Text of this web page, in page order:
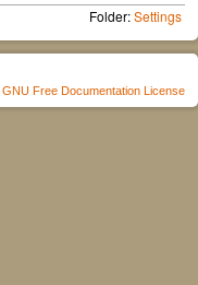
Folder:Settings
GNU Free Documentation License